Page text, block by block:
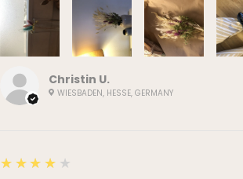
Christin U.
WIESBADEN, HESSE, GERMANY
4
★★★★★